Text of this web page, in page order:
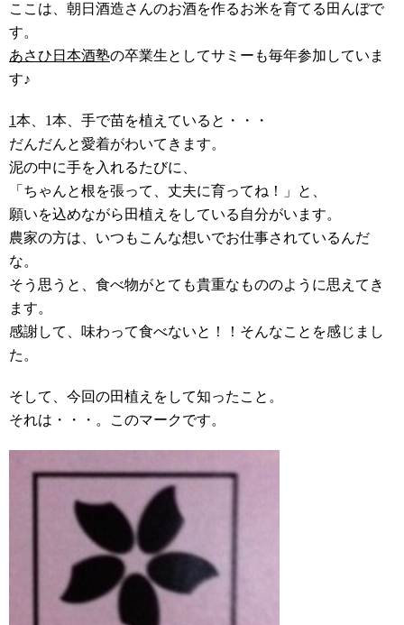
ここは、朝日酒造さんのお酒を作るお米を育てる田んぼで
す。
あさひ日本酒塾の卒業生としてサミーも毎年参加していま
す♪
1本、1本、手で苗を植えていると・・・
だんだんと愛着がわいてきます。
泥の中に手を入れるたびに、
「ちゃんと根を張って、丈夫に育ってね！」と、
願いを込めながら田植えをしている自分がいます。
農家の方は、いつもこんな想いでお仕事されているんだ
な。
そう思うと、食べ物がとても貴重なもののように思えてき
ます。
感謝して、味わって食べないと！！そんなことを感じまし
た。
そして、今回の田植えをして知ったこと。
それは・・・。このマークです。